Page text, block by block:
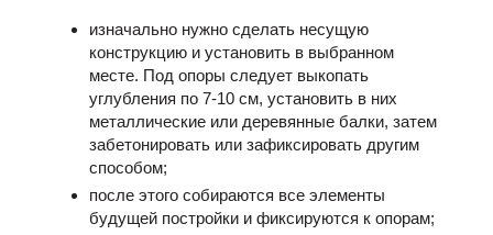
изначально нужно сделать несущую
конструкцию и установить в выбранном
месте. Под опоры следует выкопать
углубления по 7-10 см, установить в них
металлические или деревянные балки, затем
забетонировать или зафиксировать другим
способом;
после этого собираются все элементы
будущей постройки и фиксируются к опорам;